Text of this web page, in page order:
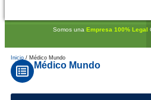
Somos una Empresa 100% Legal
Inicio / Médico Mundo
Médico Mundo